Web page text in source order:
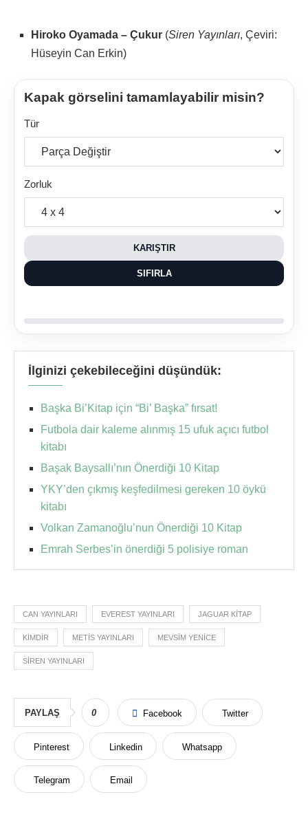
Hiroko Oyamada – Çukur (Siren Yayınları, Çeviri:
Hüseyin Can Erkin)
Kapak görselini tamamlayabilir misin?
Tür
Zorluk
KARIŞTIR
SIFIRLA
İlginizi çekebileceğini düşündük:
Başka Bi’Kitap için “Bi’ Başka” fırsat!
Futbola dair kaleme alınmış 15 ufuk açıcı futbol
kitabı
Başak Baysallı’nın Önerdiği 10 Kitap
YKY’den çıkmış keşfedilmesi gereken 10 öykü
kitabı
Volkan Zamanoğlu’nun Önerdiği 10 Kitap
Emrah Serbes’in önerdiği 5 polisiye roman
CAN YAYINLARI EVEREST YAYINLARI JAGUAR KITAP
KIMDIR METIS YAYINLARI MEVSIM YENICE
SIREN YAYINLARI
PAYLAŞ 0 Facebook Twitter
Pinterest Linkedin Whatsapp
Telegram Email